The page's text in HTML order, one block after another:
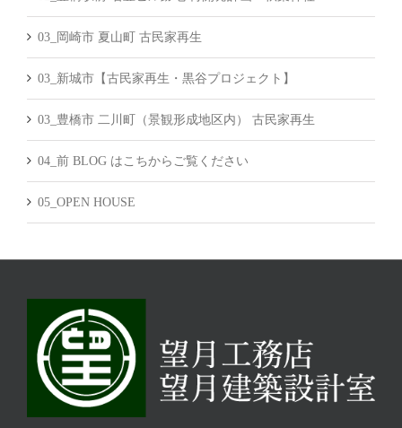
03_岡崎市 夏山町 古民家再生
03_新城市【古民家再生・黒谷プロジェクト】
03_豊橋市 二川町（景観形成地区内） 古民家再生
04_前 BLOG はこちからご覧ください
05_OPEN HOUSE